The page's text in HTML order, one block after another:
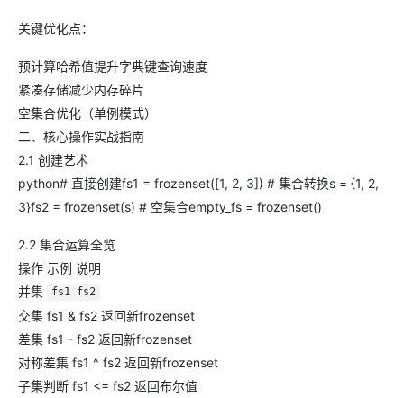
关键优化点：
预计算哈希值提升字典键查询速度
紧凑存储减少内存碎片
空集合优化（单例模式）
二、核心操作实战指南
2.1 创建艺术
python# 直接创建fs1 = frozenset([1, 2, 3]) # 集合转换s = {1, 2,
3}fs2 = frozenset(s) # 空集合empty_fs = frozenset()
2.2 集合运算全览
操作 示例 说明
并集
fs1 fs2
交集 fs1 & fs2 返回新frozenset
差集 fs1 - fs2 返回新frozenset
对称差集 fs1 ^ fs2 返回新frozenset
子集判断 fs1 <= fs2 返回布尔值